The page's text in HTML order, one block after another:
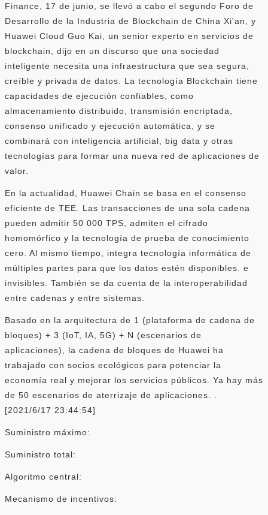
Finance, 17 de junio, se llevó a cabo el segundo Foro de
Desarrollo de la Industria de Blockchain de China Xi'an, y
Huawei Cloud Guo Kai, un senior experto en servicios de
blockchain, dijo en un discurso que una sociedad
inteligente necesita una infraestructura que sea segura,
creíble y privada de datos. La tecnología Blockchain tiene
capacidades de ejecución confiables, como
almacenamiento distribuido, transmisión encriptada,
consenso unificado y ejecución automática, y se
combinará con inteligencia artificial, big data y otras
tecnologías para formar una nueva red de aplicaciones de
valor.
En la actualidad, Huawei Chain se basa en el consenso
eficiente de TEE. Las transacciones de una sola cadena
pueden admitir 50 000 TPS, admiten el cifrado
homomórfico y la tecnología de prueba de conocimiento
cero. Al mismo tiempo, integra tecnología informática de
múltiples partes para que los datos estén disponibles. e
invisibles. También se da cuenta de la interoperabilidad
entre cadenas y entre sistemas.
Basado en la arquitectura de 1 (plataforma de cadena de
bloques) + 3 (IoT, IA, 5G) + N (escenarios de
aplicaciones), la cadena de bloques de Huawei ha
trabajado con socios ecológicos para potenciar la
economía real y mejorar los servicios públicos. Ya hay más
de 50 escenarios de aterrizaje de aplicaciones. .
[2021/6/17 23:44:54]
Suministro máximo:
Suministro total:
Algoritmo central:
Mecanismo de incentivos: